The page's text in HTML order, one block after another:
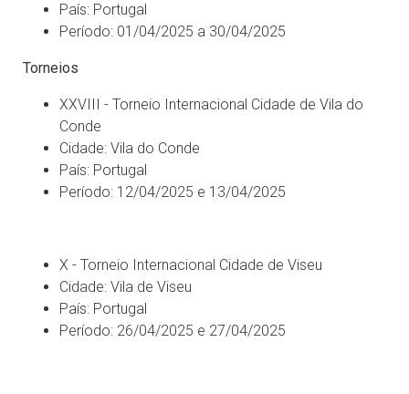
País: Portugal
Período: 01/04/2025 a 30/04/2025
Torneios
XXVIII - Torneio Internacional Cidade de Vila do
Conde
Cidade: Vila do Conde
País: Portugal
Período: 12/04/2025 e 13/04/2025
X - Torneio Internacional Cidade de Viseu
Cidade: Vila de Viseu
País: Portugal
Período: 26/04/2025 e 27/04/2025